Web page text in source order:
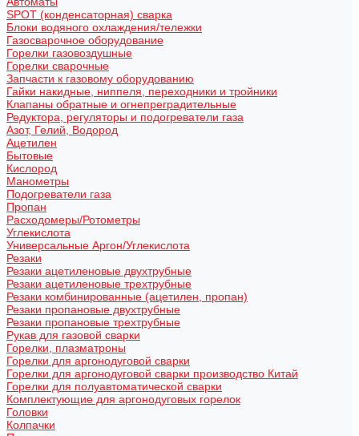
SPOT (конденсаторная) сварка
Блоки водяного охлаждения/тележки
Газосварочное оборудование
Горелки газовоздушные
Горелки сварочные
Запчасти к газовому оборудованию
Гайки накидные, ниппеля, переходники и тройники
Клапаны обратные и огнепреградительные
Редуктора, регуляторы и подогреватели газа
Азот, Гелий, Водород
Ацетилен
Бытовые
Кислород
Манометры
Подогреватели газа
Пропан
Расходомеры/Ротометры
Углекислота
Универсальные Аргон/Углекислота
Резаки
Резаки ацетиленовые двухтрубные
Резаки ацетиленовые трехтрубные
Резаки комбинированные (ацетилен, пропан)
Резаки пропановые двухтрубные
Резаки пропановые трехтрубные
Рукав для газовой сварки
Горелки, плазматроны
Горелки для аргонодуговой сварки
Горелки для аргонодуговой сварки производство Китай
Горелки для полуавтоматической сварки
Комплектующие для аргонодуговых горелок
Головки
Колпачки